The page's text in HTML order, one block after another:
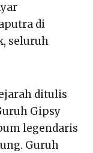
di
seluruh
ditulis
Gipsy
legendaris
Guruh